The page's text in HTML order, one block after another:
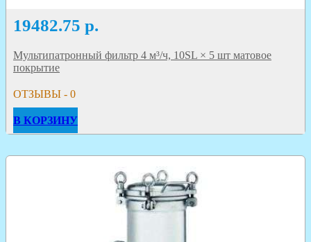
19482.75 р.
Мультипатронный фильтр 4 м³/ч, 10SL × 5 шт матовое
покрытие
ОТЗЫВЫ - 0
В КОРЗИНУ